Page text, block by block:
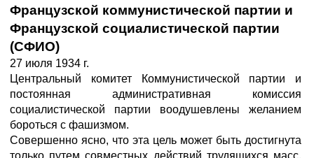
Французской коммунистической партии и
Французской социалистической партии
(СФИО)
27 июля 1934 г.
Центральный комитет Коммунистической партии и
постоянная административная комиссия
социалистической партии воодушевлены желанием
бороться с фашизмом.
Совершенно ясно, что эта цель может быть достигнута
только путем совместных действий трудящихся масс,